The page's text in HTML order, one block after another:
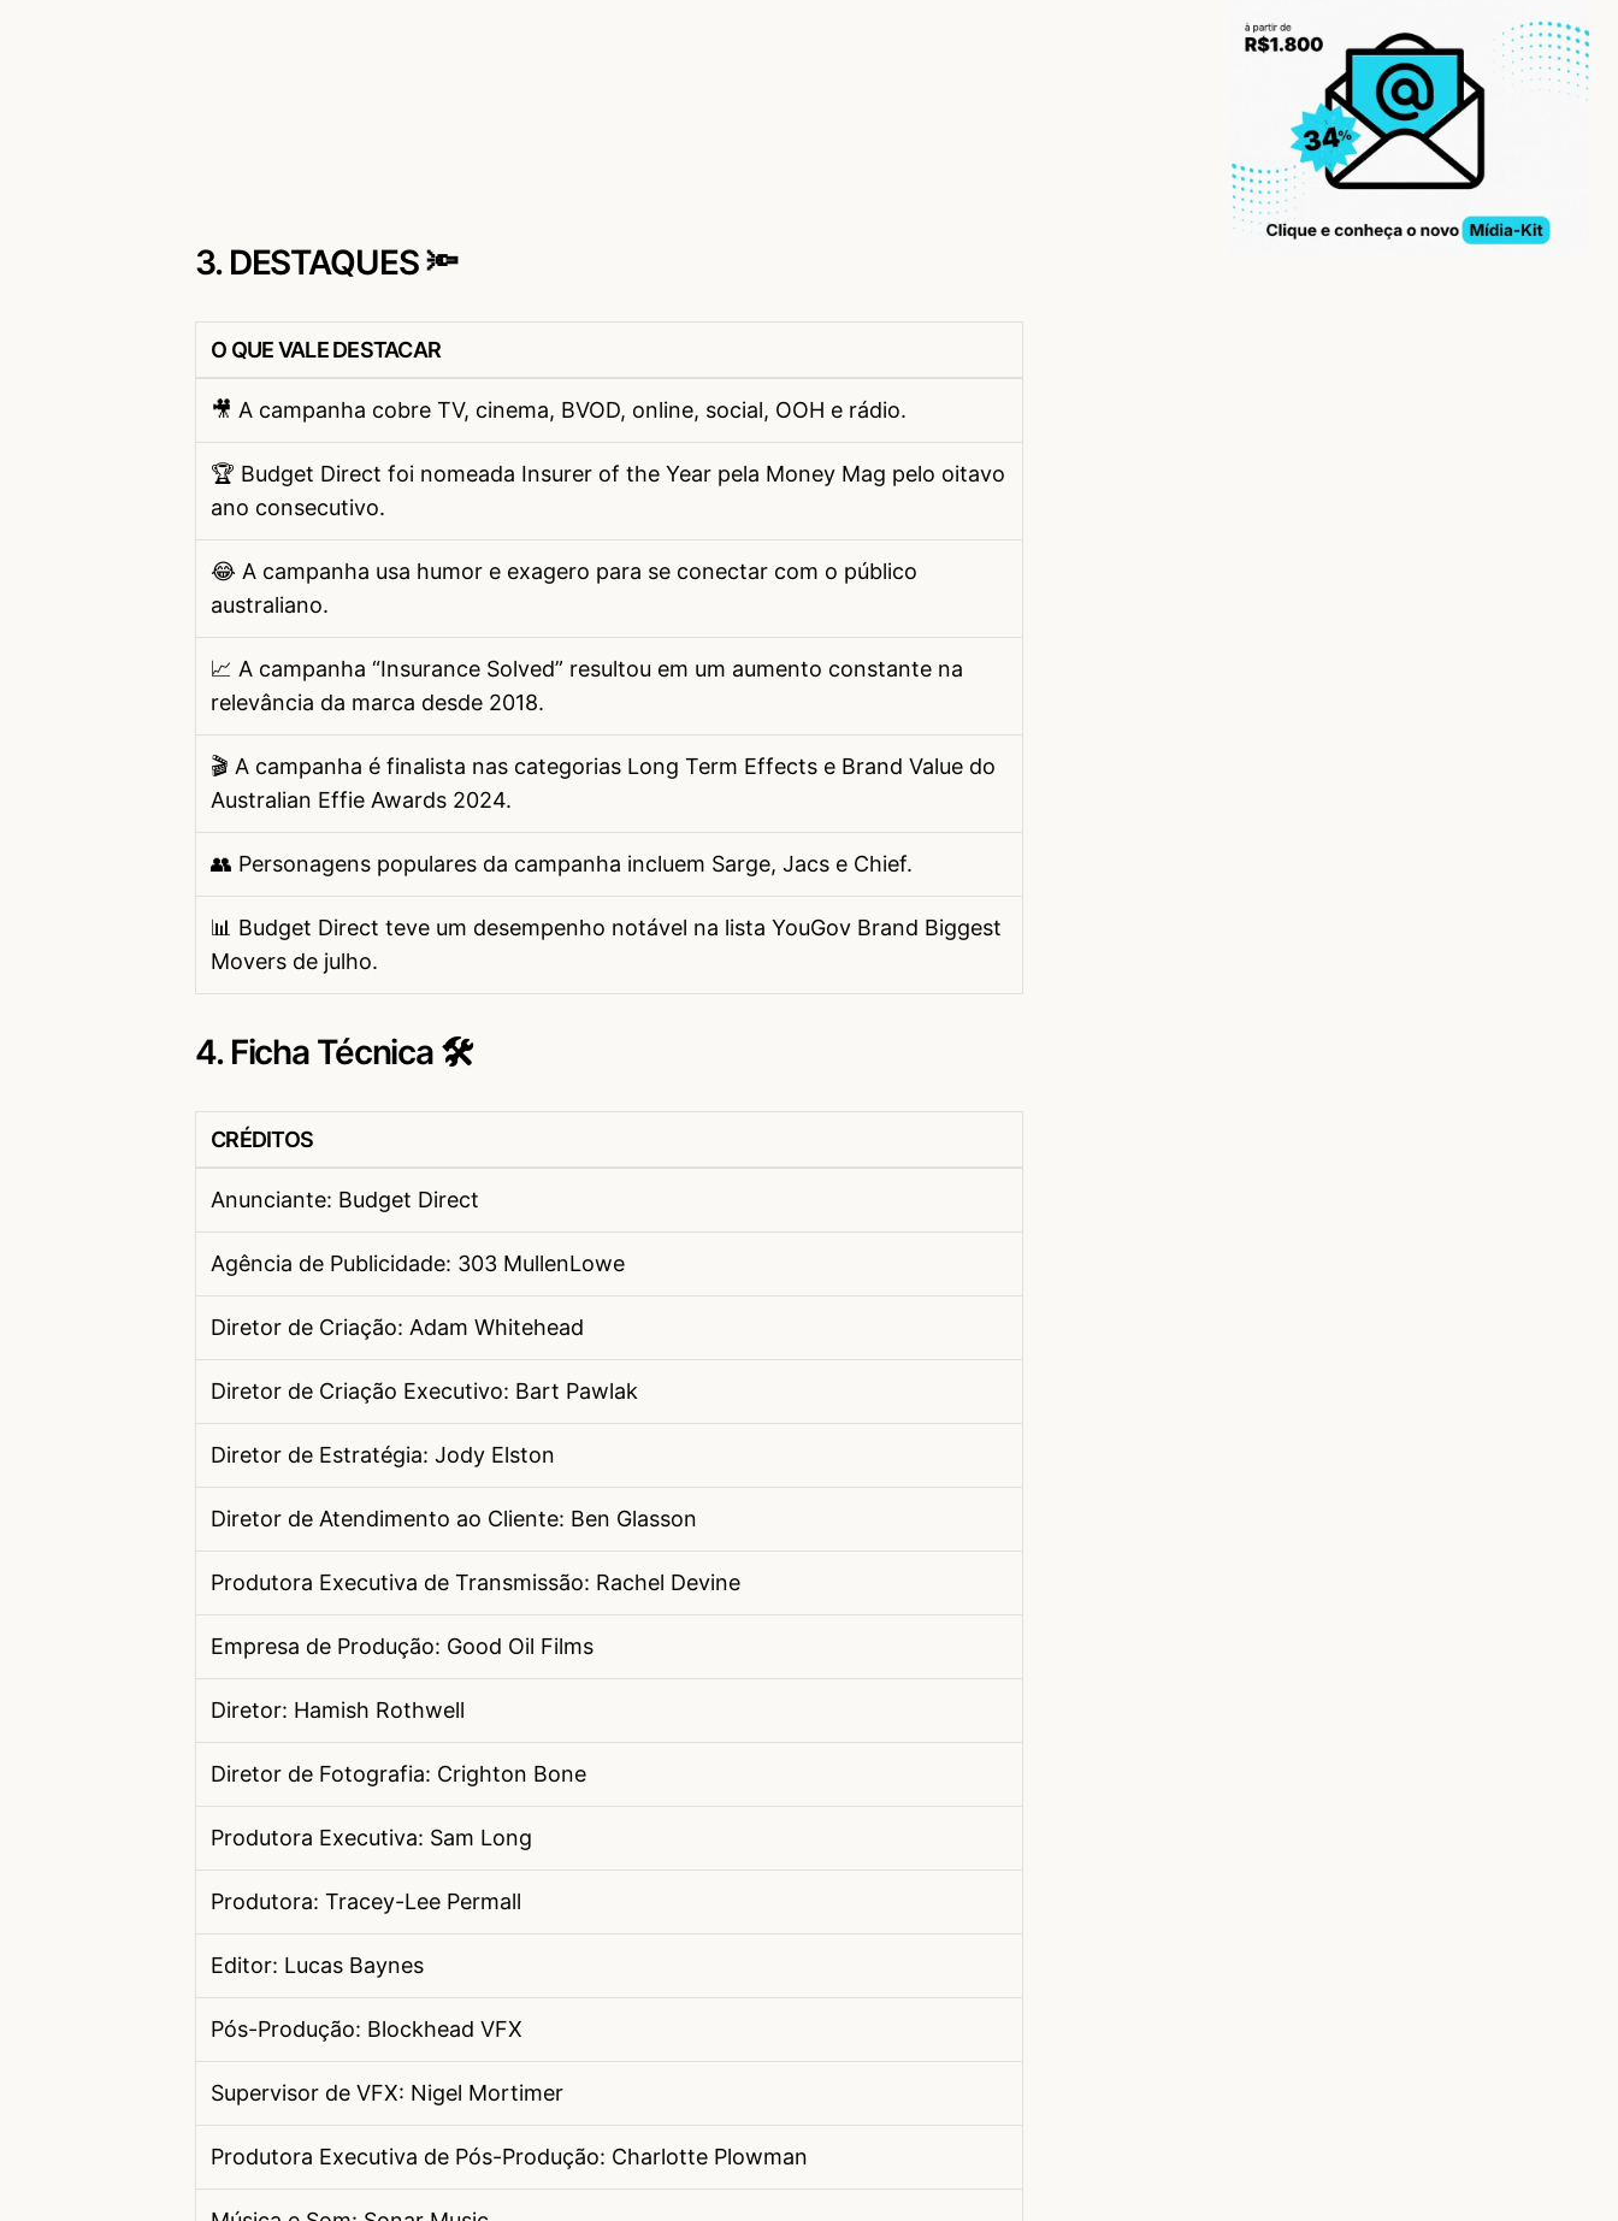
3. DESTAQUES 🔦
O QUE VALE DESTACAR
🎥 A campanha cobre TV, cinema, BVOD, online, social, OOH e rádio.
🏆 Budget Direct foi nomeada Insurer of the Year pela Money Mag pelo oitavo
ano consecutivo.
😂 A campanha usa humor e exagero para se conectar com o público
australiano.
📈 A campanha “Insurance Solved” resultou em um aumento constante na
relevância da marca desde 2018.
🎬 A campanha é finalista nas categorias Long Term Effects e Brand Value do
Australian Effie Awards 2024.
👥 Personagens populares da campanha incluem Sarge, Jacs e Chief.
📊 Budget Direct teve um desempenho notável na lista YouGov Brand Biggest
Movers de julho.
4. Ficha Técnica 🛠
CRÉDITOS
Anunciante: Budget Direct
Agência de Publicidade: 303 MullenLowe
Diretor de Criação: Adam Whitehead
Diretor de Criação Executivo: Bart Pawlak
Diretor de Estratégia: Jody Elston
Diretor de Atendimento ao Cliente: Ben Glasson
Produtora Executiva de Transmissão: Rachel Devine
Empresa de Produção: Good Oil Films
Diretor: Hamish Rothwell
Diretor de Fotografia: Crighton Bone
Produtora Executiva: Sam Long
Produtora: Tracey-Lee Permall
Editor: Lucas Baynes
Pós-Produção: Blockhead VFX
Supervisor de VFX: Nigel Mortimer
Produtora Executiva de Pós-Produção: Charlotte Plowman